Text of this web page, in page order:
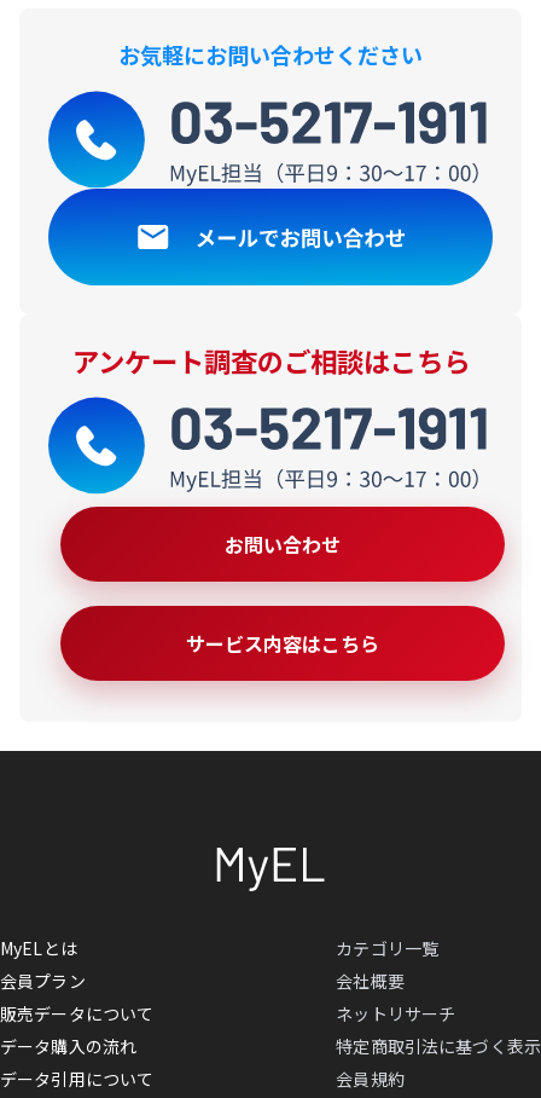
お気軽にお問い合わせください
アンケート調査のご相談はこちら
お問い合わせ
サービス内容はこちら
MyELとは
会員プラン
販売データについて
データ購入の流れ
データ引用について
カテゴリ一覧
会社概要
ネットリサーチ
特定商取引法に基づく表示
会員規約